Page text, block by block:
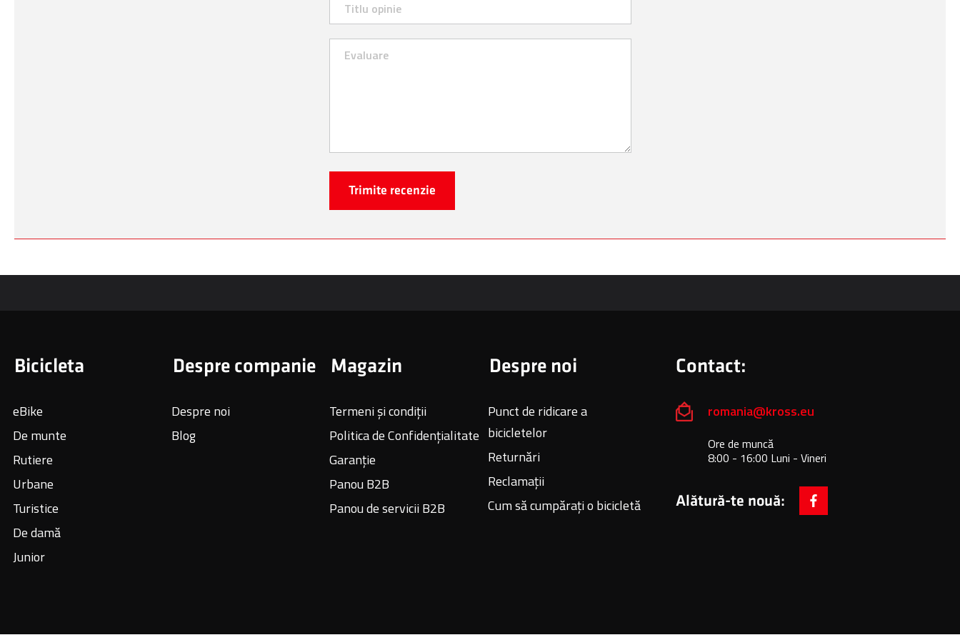
Trimite recenzie
Bicicleta
eBike
De munte
Rutiere
Urbane
Turistice
De damă
Junior
Despre companie
Despre noi
Blog
Magazin
Termeni și condiții
Politica de Confidențialitate
Garanție
Panou B2B
Panou de servicii B2B
Despre noi
Punct de ridicare a
bicicletelor
Returnări
Reclamații
Cum să cumpărați o bicicletă
Contact:
romania@kross.eu
Ore de muncă
8:00 - 16:00 Luni - Vineri
Alătură-te nouă: facebook